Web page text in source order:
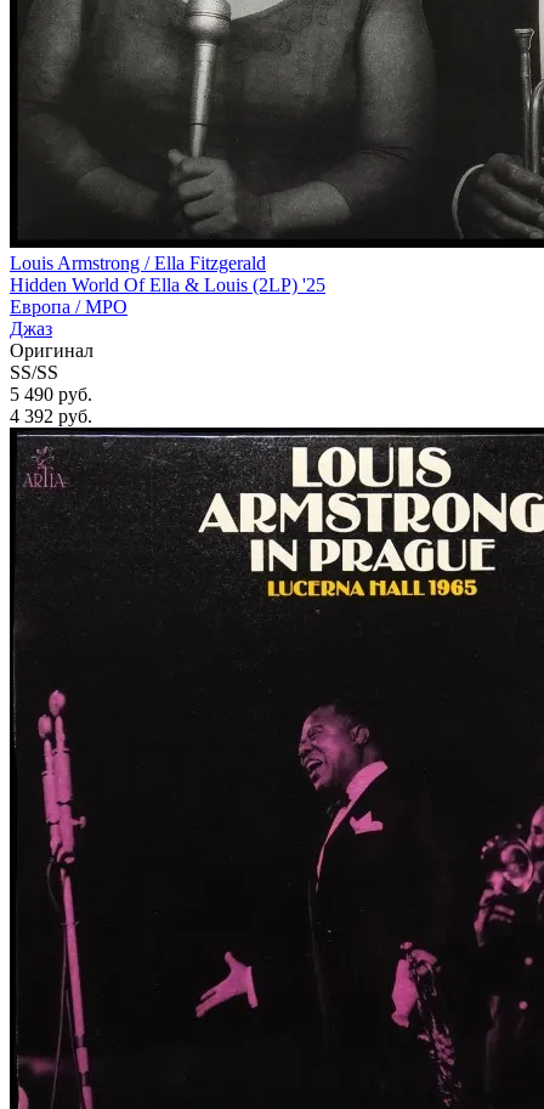
Louis Armstrong / Ella Fitzgerald
Hidden World Of Ella & Louis (2LP) '25
Европа /MPO
Джаз
Оригинал
SS/SS
5 490 руб.
4 392 руб.